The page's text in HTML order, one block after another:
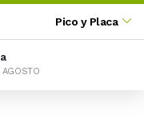
Pico y Placa